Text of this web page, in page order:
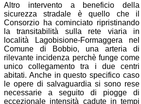
Altro intervento a beneficio della
sicurezza stradale è quello che il
Consorzio ha cominciato ripristinando
la transitabilità sulla rete viaria in
località Lagobisione-Formaggera nel
Comune di Bobbio, una arteria di
rilevante incidenza perchè funge come
unico collegamento tra i due centri
abitati. Anche in questo specifico caso
le opere di salvaguardia si sono rese
necessarie a seguito di piogge di
eccezionale intensità cadute in tempi